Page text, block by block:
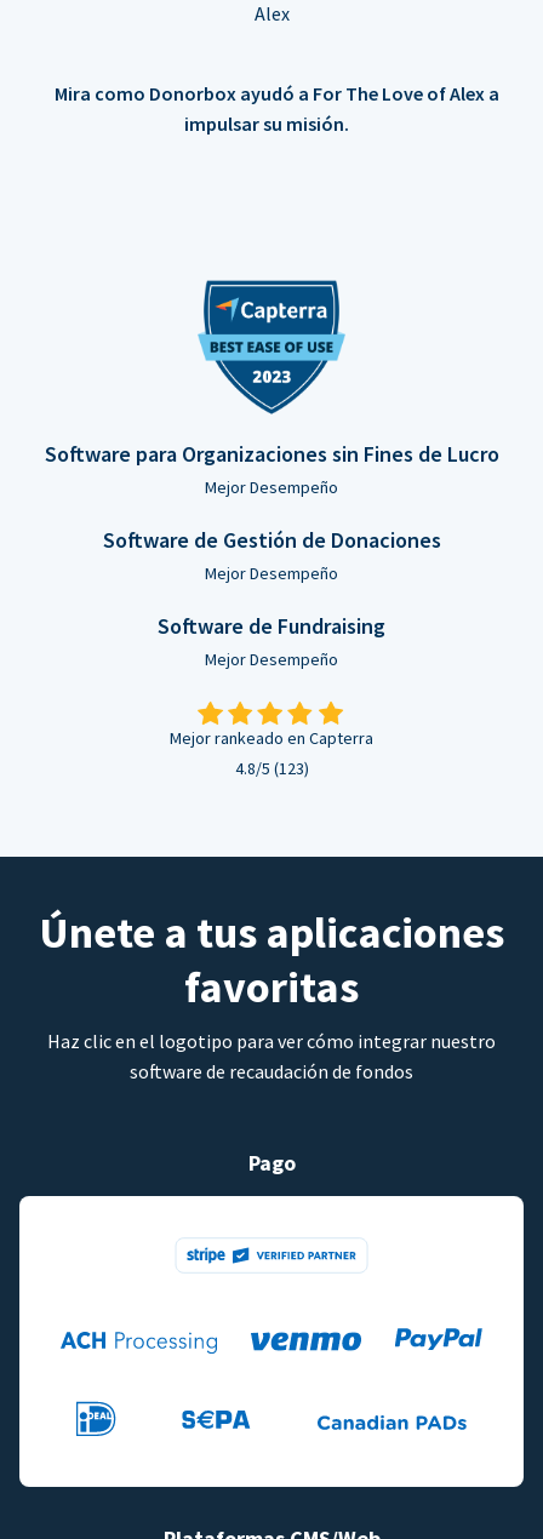
Alex
Mira como Donorbox ayudó a For The Love of Alex a
impulsar su misión.
Software para Organizaciones sin Fines de Lucro
Mejor Desempeño
Software de Gestión de Donaciones
Mejor Desempeño
Software de Fundraising
Mejor Desempeño
Mejor rankeado en Capterra
4.8/5 (123)
Únete a tus aplicaciones
favoritas
Haz clic en el logotipo para ver cómo integrar nuestro
software de recaudación de fondos
Pago